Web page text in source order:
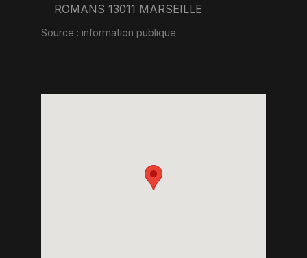
ROMANS 13011 MARSEILLE
Source : information publique.